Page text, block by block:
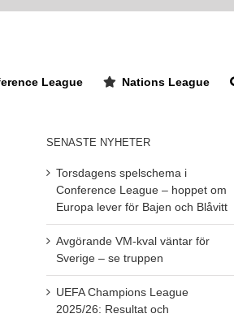
League Nations League
SENASTE NYHETER
Torsdagens spelschema i
Conference League – hoppet om
Europa lever för Bajen och Blåvitt
Avgörande VM-kval väntar för
Sverige – se truppen
UEFA Champions League
2025/26: Resultat och